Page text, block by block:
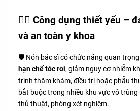
🧑‍⚕️ Công dụng thiết yếu –
và an toàn y khoa
🛡️ Nón bác sĩ có chức năng quan
hạn chế tóc rơi, giảm nguy cơ nhiễm
trình thăm khám, điều trị hoặc phẫu
bắt buộc trong nhiều khu vực vô
thủ thuật, phòng xét nghiệm.